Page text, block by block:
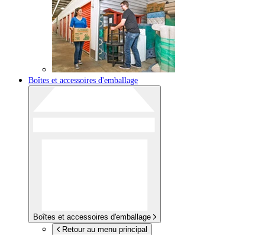
Boîtes et accessoires d'emballage
Boîtes et accessoires d'emballage
Retour au menu principal